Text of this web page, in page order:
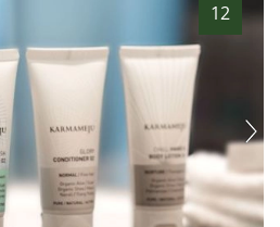
12